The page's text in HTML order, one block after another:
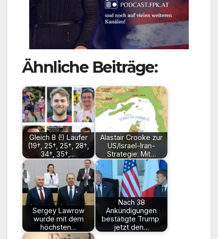
Ähnliche Beiträge:
Gleich 8 (!) Läufer
(19†, 25†, 25†, 28†,
34†, 35†,…
Alastair Crooke zur
US/Israel-Iran-
Strategie: Mit…
Sergey Lawrow
wurde mit dem
höchsten…
Nach 38
Ankündigungen
bestätigte Trump
jetzt den…